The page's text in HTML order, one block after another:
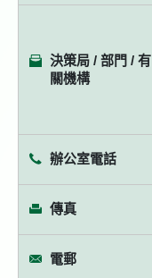
決策局 / 部門 / 有
關機構
辦公室電話
傳真
電郵